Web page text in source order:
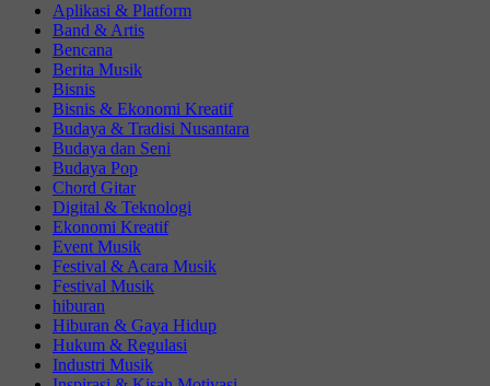
Aplikasi & Platform
Band & Artis
Bencana
Berita Musik
Bisnis
Bisnis & Ekonomi Kreatif
Budaya & Tradisi Nusantara
Budaya dan Seni
Budaya Pop
Chord Gitar
Digital & Teknologi
Ekonomi Kreatif
Event Musik
Festival & Acara Musik
Festival Musik
hiburan
Hiburan & Gaya Hidup
Hukum & Regulasi
Industri Musik